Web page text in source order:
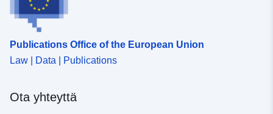
Publications Office of the European Union
Law | Data | Publications
Ota yhteyttä